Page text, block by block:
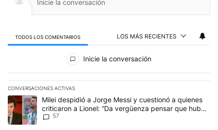
TODOS LOS COMENTARIOS LOS MÁS RECIENTES
Inicie la conversación
CONVERSACIONES ACTIVAS
Este listado muestra los artículos con más comentarios en los
Un artículo de tendencia con el título "Milei despidió a Jorge
Milei despidió a Jorge Messi y cuestionó a quienes
criticaron a Lionel: “Da vergüenza pensar que hubo
anti-Messi”
57